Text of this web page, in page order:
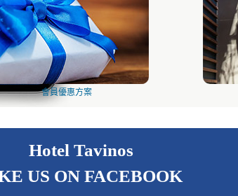
會員優惠方案
Hotel Tavinos
US ON FACEBOOK